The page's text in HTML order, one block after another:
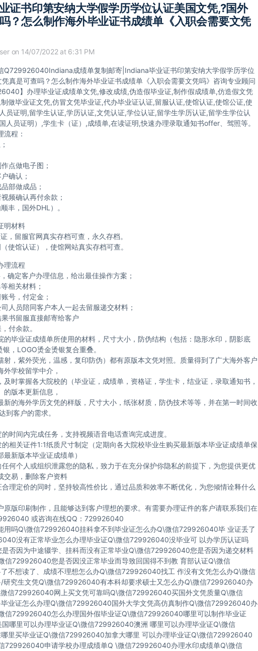
证书印第安纳大学假学历学位认证美国文凭,?国外
？怎么制作海外毕业证书成绩单《入职会需要文凭
on 14/07/2022 at 6:31 PM
Q729926040Indiana成绩单复制邮寄|Indiana毕业证书印第安纳大学假学历学位
真是可查吗？怎么制作海外毕业证书成绩单《入职会需要文凭吗》咨询专业顾问
】办理毕业证成绩单文凭,修改成绩,伪造假毕业证,制作假成绩单,仿造假文凭
做毕业证文凭,仿冒文凭毕业证,代办毕业证认证,留服认证,使馆认证,使馆公证,使
员证明,留学生认证,学历认证,文凭认证,学位认证,留学生学历认证,留学生学位认
人员证明）,学生卡（证）,成绩单,在读证明,快速办理录取通知书offer、驾照等。
程：
点做电子图；
确认；
部做成品；
频确认再付余款；
丰，国外DHL）。
明材料
，留服官网真实存档可查，永久存档。
使馆认证），使馆网站真实存档可查。
理流程
确定客户办理信息，给出最佳操作方案；
相关材料；
号，付定金；
人员陪同客户本人一起去留服递交材料；
书留服直接邮寄给客户
付余款。
的毕业证成绩单所使用的材料，尺寸大小，防伪结构（包括：隐形水印，阴影底
，LOGO烫金烫银复合重叠。
射，紫外荧光，温感，复印防伪）都有原版本文凭对照。质量得到了广大海外客户
学校留学中介，
及时掌握各大院校的（毕业证，成绩单，资格证，学生卡，结业证，录取通知书，
版本更新信息，
新的海外学历文凭的样版，尺寸大小，纸张材质，防伪技术等等，并在第一时间收
到客户的需求。
时间内完成任务，支持视频语音电话查询完成进度。
相关证件1:1纸质尺寸制定（定期向各大院校毕业生购买最新版本毕业证成绩单保
新版本毕业证成绩单）
何个人或组织泄露您的隐私，致力于在充分保护你隐私的前提下，为您提供更优
交易，删除客户资料
理定价的同时，坚持较高性价比，通过品质和效率不断优化，为您倾情诠释什么
原版印刷制作，且能够达到客户理想的要求。有需要办理证件的客户请联系我们在
或咨询在线QQ：729926040
用吗Q\微信729926040挂科拿不到毕业证怎么办Q\微信729926040毕 业证丢了
没有正常毕业怎么办理毕业证Q\微信729926040没毕业可 以办学历认证吗
否因为中途辍学、挂科而没有正常毕业Q\微信729926040您是否因为递交材料
信729926040您是否因没正常毕业而导致回国得不到教 育部认证Q\微信
不想读了、成绩不理想怎么办Q\微信729926040找工 作没有文凭怎么办Q\微信
究生文凭Q\微信729926040有本科却要求硕士又怎么办Q\微信729926040办
信729926040网上买文凭可靠吗Q\微信729926040买国外文凭质量Q\微信
业证怎么办理Q\微信729926040国外大学文凭高仿真制作Q\微信729926040办
信729926040怎么办理国外假毕业证Q\微信729926040哪里可以制作毕业证
哪里可以办理毕业证Q\微信729926040澳洲 哪里可以办理毕业证Q\微信
里买毕业证Q\微信729926040加拿大哪里 可以办理毕业证Q\微信729926040
729926040申请学校办理成绩单Q \微信729926040办理水印成绩单Q\微信